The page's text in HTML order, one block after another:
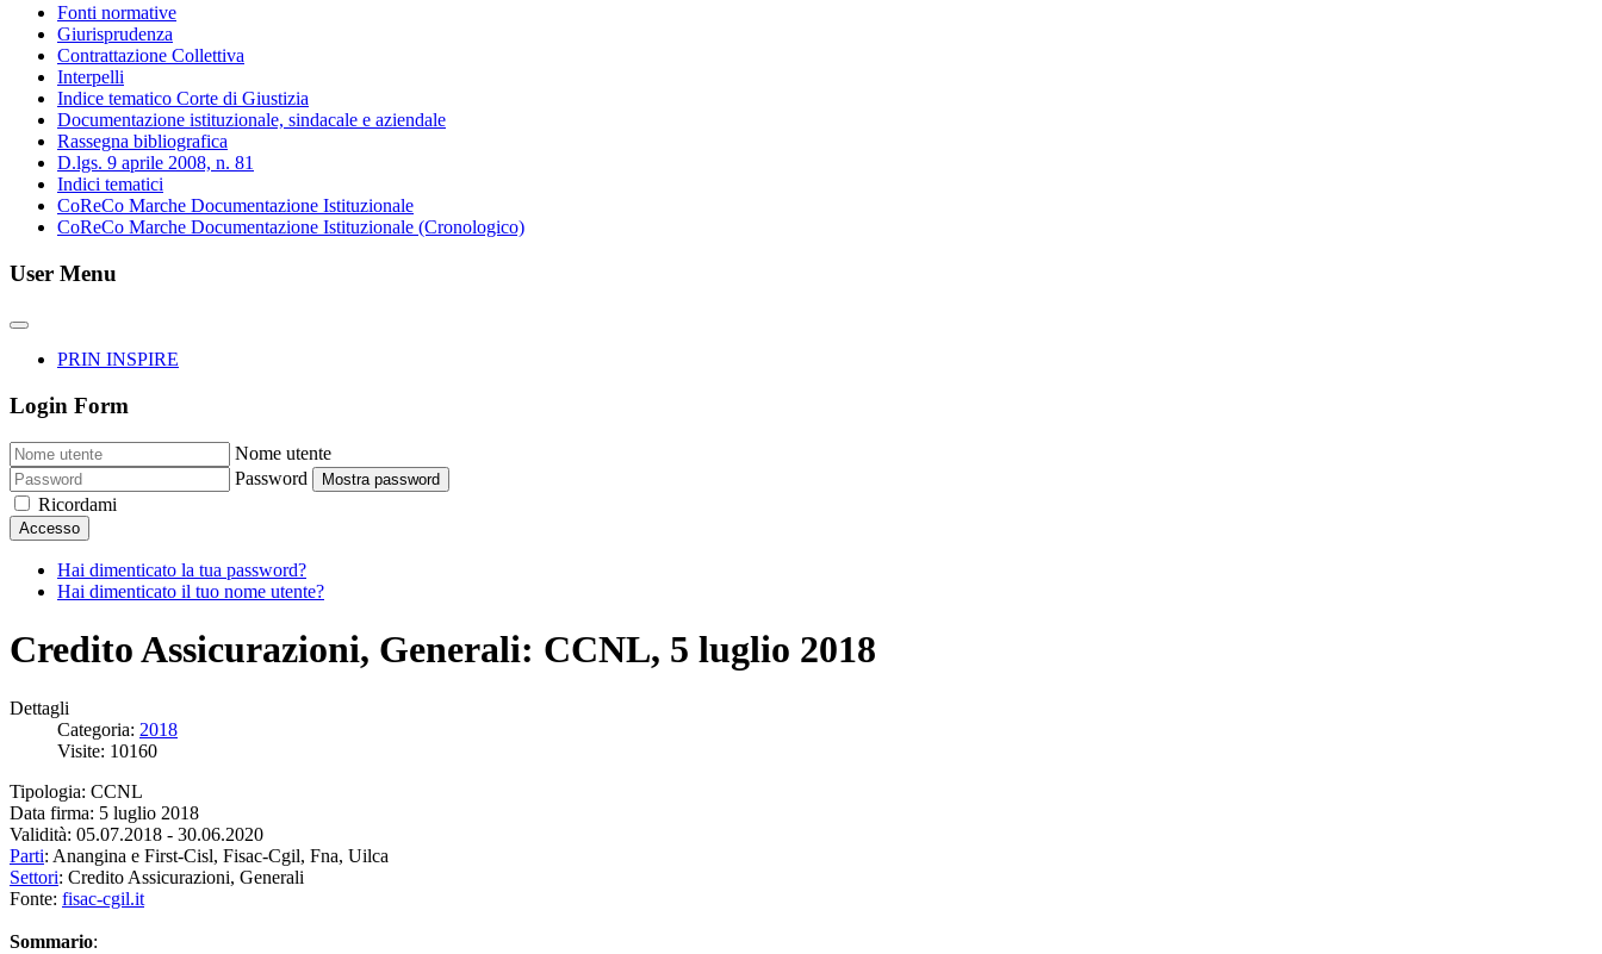
Fonti normative
Giurisprudenza
Contrattazione Collettiva
Interpelli
Indice tematico Corte di Giustizia
Documentazione istituzionale, sindacale e aziendale
Rassegna bibliografica
D.lgs. 9 aprile 2008, n. 81
Indici tematici
CoReCo Marche Documentazione Istituzionale
CoReCo Marche Documentazione Istituzionale (Cronologico)
User Menu
PRIN INSPIRE
Login Form
Nome utente
Password
Mostra password
Ricordami
Accesso
Hai dimenticato la tua password?
Hai dimenticato il tuo nome utente?
Credito Assicurazioni, Generali: CCNL, 5 luglio 2018
Dettagli
Categoria: 2018
Visite: 10160
Tipologia: CCNL
Data firma: 5 luglio 2018
Validità: 05.07.2018 - 30.06.2020
Parti: Anangina e First-Cisl, Fisac-Cgil, Fna, Uilca
Settori: Credito Assicurazioni, Generali
Fonte: fisac-cgil.it
Sommario: